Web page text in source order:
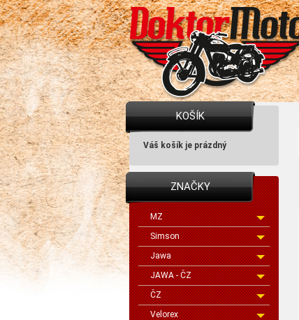
KOŠÍK
Váš košík je prázdný
ZNAČKY
MZ
Simson
Jawa
JAWA - ČZ
ČZ
Velorex